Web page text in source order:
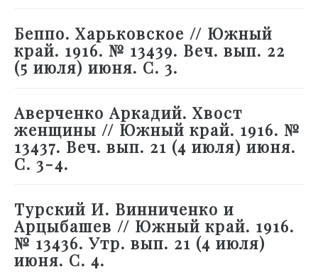
Беппо. Харьковское // Южный
край. 1916. № 13439. Веч. вып. 22
(5 июля) июня. С. 3.
Аверченко Аркадий. Хвост
женщины // Южный край. 1916. №
13437. Веч. вып. 21 (4 июля) июня.
С. 3-4.
Турский И. Винниченко и
Арцыбашев // Южный край. 1916.
№ 13436. Утр. вып. 21 (4 июля)
июня. С. 4.